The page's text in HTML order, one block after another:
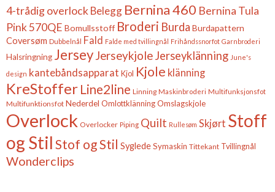
4-trådig overlockBelegg Bernina 460 Bernina Tula
Pink 570QE Bomullsstoff Broderi Burda Burdapattern
Coversøm Dubbelnål Fald Falde med tvillingnål Frihåndssnorfot Garnbroderi
Halsringning JerseyJerseykjoleJerseyklänning June's
design kantebåndsapparat Kjol Kjole klänning
KreStoffer Line2line Linning Maskinbroderi Multifunksjonsfot
Multifunktionsfot Nederdel Omlottklänning Omslagskjole
Overlock Overlocker Piping Quilt Rullesøm Skjørt Stoff
og Stil Stof og Stil SygledeSymaskin Tittekant Tvillingnål
Wonderclips